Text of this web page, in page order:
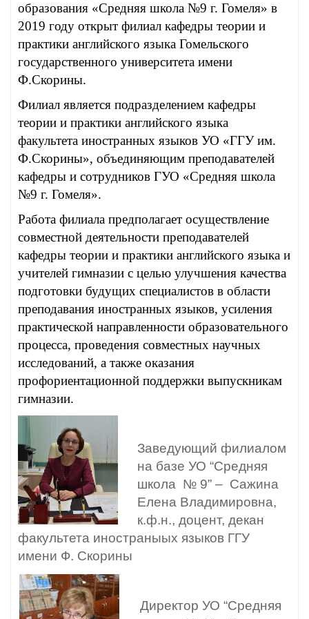
образования «Средняя школа №9 г. Гомеля» в
2019 году открыт филиал кафедры теории и
практики английского языка Гомельского
государственного университета имени
Ф.Скорины.
Филиал является подразделением кафедры
теории и практики английского языка
факультета иностранных языков УО «ГГУ им.
Ф.Скорины», объединяющим преподавателей
кафедры и сотрудников ГУО «Средняя школа
№9 г. Гомеля».
Работа филиала предполагает осуществление
совместной деятельности преподавателей
кафедры теории и практики английского языка и
учителей гимназии с целью улучшения качества
подготовки будущих специалистов в области
преподавания иностранных языков, усиления
практической направленности образовательного
процесса, проведения совместных научных
исследований, а также оказания
профориентационной поддержки выпускникам
гимназии.
Заведующий филиалом
на базе УО “Средняя
школа № 9” – Сажина
Елена Владимировна,
к.ф.н., доцент, декан
факультета иностраныых языков ГГУ
имени Ф. Скорины
Директор УО “Средняя